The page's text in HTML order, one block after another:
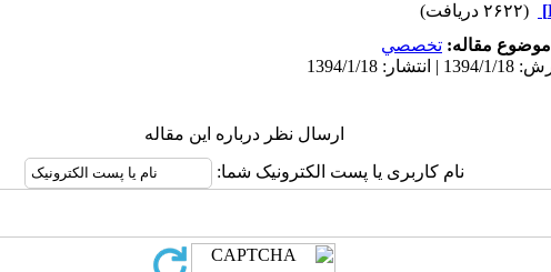
(۲۶۲۲ دریافت)
موضوع مقاله: تخصصي
ارسال نظر درباره این مقاله
نام کاربری یا پست الکترونیک شما: